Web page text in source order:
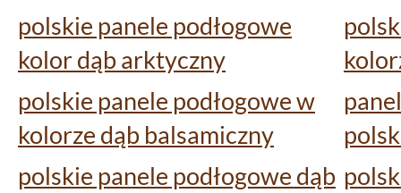
polskie panele podłogowe
kolor dąb arktyczny
polskie panele podłogowe w
kolorze dąb balsamiczny
polskie panele podłogowe dąb